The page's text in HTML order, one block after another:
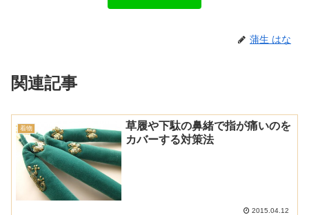
蒲生 はな
関連記事
着物
草履や下駄の鼻緒で指が痛いのを
カバーする対策法
2015.04.12